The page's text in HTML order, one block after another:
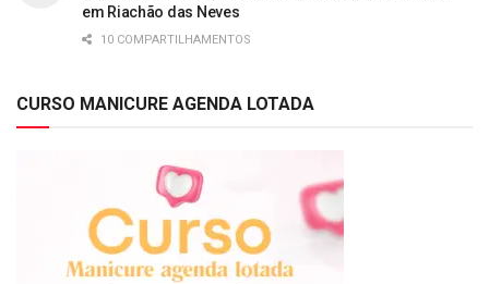
em Riachão das Neves
10 COMPARTILHAMENTOS
CURSO MANICURE AGENDA LOTADA